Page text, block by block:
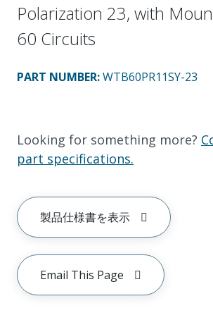
Polarization 23, with
60 Circuits
PART NUMBER:WTB60PR11SY-23
Looking for something more?
part specifications.
製品仕様書を表示
Email This Page